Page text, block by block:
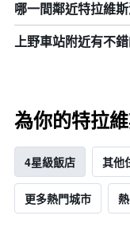
哪一間鄰近特拉維
上野車站附近有不
為你的特拉
4星級飯店 其他
更多熱門城市